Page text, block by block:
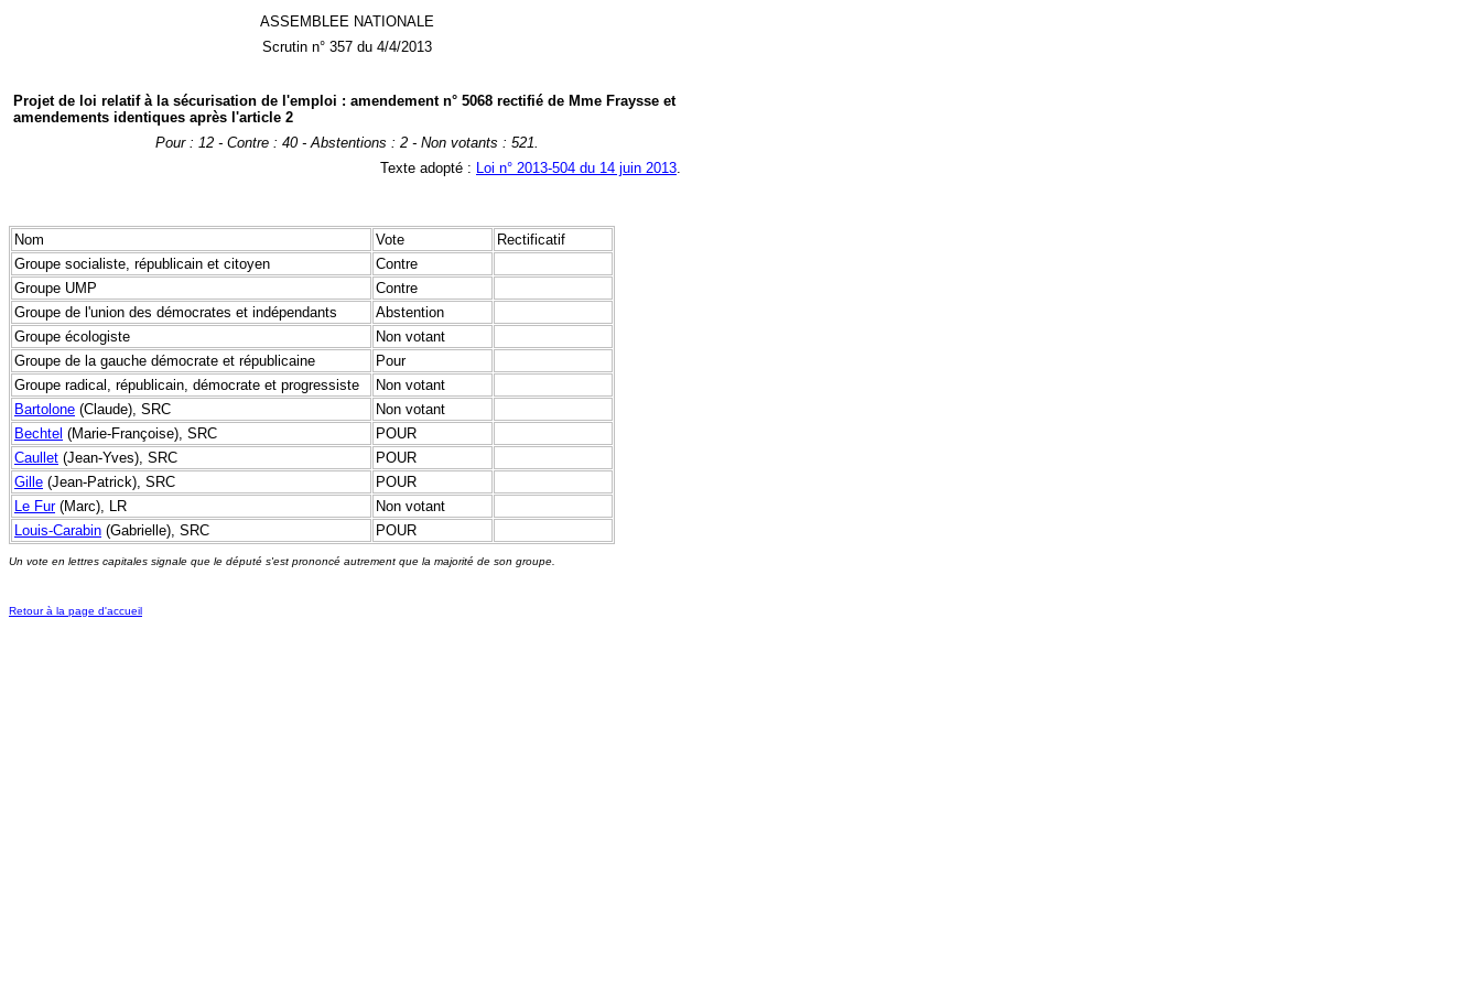
ASSEMBLEE NATIONALE
Scrutin n° 357 du 4/4/2013
Projet de loi relatif à la sécurisation de l'emploi : amendement n° 5068 rectifié de Mme Fraysse et
amendements identiques après l'article 2
Pour : 12 - Contre : 40 - Abstentions : 2 - Non votants : 521.
Texte adopté : Loi n° 2013-504 du 14 juin 2013.
Nom Vote
Rectificatif
Groupe socialiste, républicain et citoyen
Contre
Groupe UMP
Contre
Groupe de l'union des démocrates et indépendants
Abstention
Groupe écologiste
Non votant
Groupe de la gauche démocrate et républicaine
Pour
Groupe radical, républicain, démocrate et progressiste
Non votant
Bartolone (Claude), SRC
Non votant
Bechtel (Marie-Françoise), SRC
POUR
Caullet (Jean-Yves), SRC
POUR
Gille (Jean-Patrick), SRC
POUR
Le Fur(Marc), LR
Non votant
Louis-Carabin (Gabrielle), SRC POUR
Un vote en lettres capitales signale que le député s'est prononcé autrement que la majorité de son groupe.
Retour à la page d'accueil